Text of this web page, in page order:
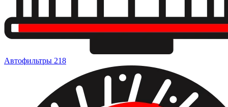
Автофильтры 218